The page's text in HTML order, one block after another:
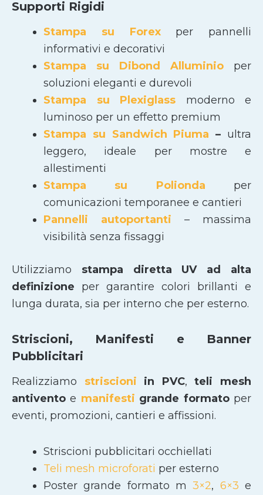
Supporti Rigidi
Stampa su Forexper pannelli
informativi e decorativi
Stampa su Dibond Alluminio per
soluzioni eleganti e durevoli
Stampa su Plexiglass moderno e
luminoso per un effetto premium
Stampa su Sandwich Piuma – ultra
leggero, ideale per mostre e
allestimenti
Stampa su Polionda per
comunicazioni temporanee e cantieri
Pannelli autoportanti – massima
visibilità senza fissaggi
Utilizziamo stampa diretta UV ad alta
definizione per garantire colori brillanti e
lunga durata, sia per interno che per esterno.
Striscioni, Manifesti e Banner
Pubblicitari
Realizziamo striscioni in PVC,teli mesh
antivento e manifesti grande formatoper
eventi, promozioni, cantieri e affissioni.
Striscioni pubblicitari occhiellati
Teli mesh microforati per esterno
Poster grande formato m3×2, 6×3 e